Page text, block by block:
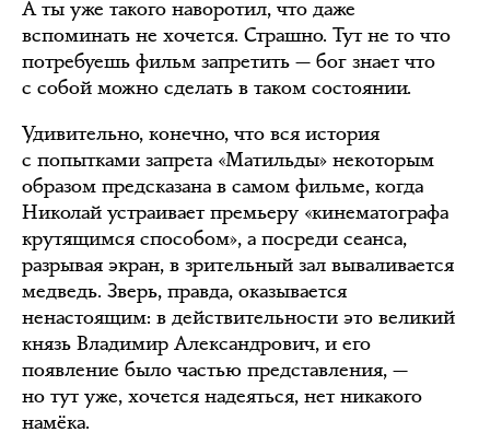
А ты уже такого наворотил, что даже
вспоминать не хочется. Страшно. Тут не то что
потребуешь фильм запретить — бог знает что
с собой можно сделать в таком состоянии.
Удивительно, конечно, что вся история
с попытками запрета «Матильды» некоторым
образом предсказана в самом фильме, когда
Николай устраивает премьеру «кинематографа
крутящимся способом», а посреди сеанса,
разрывая экран, в зрительный зал вываливается
медведь. Зверь, правда, оказывается
ненастоящим: в действительности это великий
князь Владимир Александрович, и его
появление было частью представления, —
но тут уже, хочется надеяться, нет никакого
намёка.